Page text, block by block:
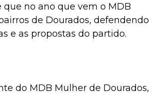
no ano que vem o MDB
de Dourados, defendendo
e as propostas do partido.
do MDB Mulher de Dourados,